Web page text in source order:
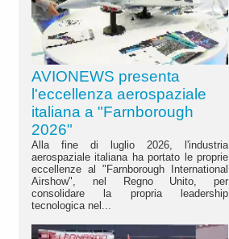
AVIONEWS presenta
l'eccellenza aerospaziale
italiana a "Farnborough
2026"
Alla fine di luglio 2026, l'industria
aerospaziale italiana ha portato le proprie
eccellenze al "Farnborough International
Airshow", nel Regno Unito, per
consolidare la propria leadership
tecnologica nel...